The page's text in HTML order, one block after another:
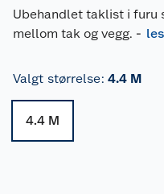
Ubehandlet taklist i furu
mellom tak og vegg. -
Valgt størrelse: 4.4 M
4.4 M